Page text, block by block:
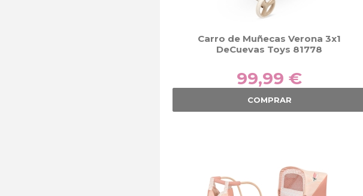
Carro de Muñecas Verona 3x1
DeCuevas Toys 81778
99,99 €
COMPRAR